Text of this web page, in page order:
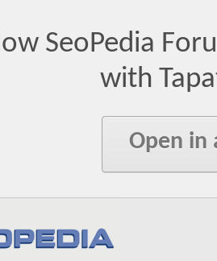
SeoPedia
with
Open in